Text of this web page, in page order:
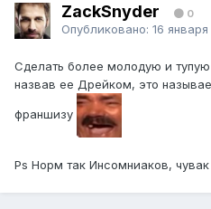
ZackSnyder 0
Опубликовано: 16 января
Сделать более молодую и
назвав ее Дрейком, это
франшизу
Ps Норм так Инсомниаков,